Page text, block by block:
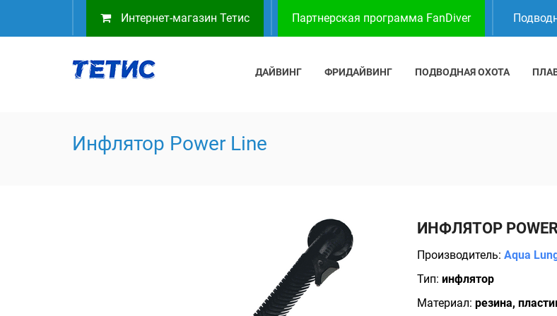
Интернет-магазин Тетис Партнерская программа FanDiver
ДАЙВИНГ ФРИДАЙВИНГ ПОДВОДНАЯ ОХОТА
Инфлятор Power Line
ИНФЛЯТОР
Производитель: Aqua
Тип: инфлятор
Материал: резина,